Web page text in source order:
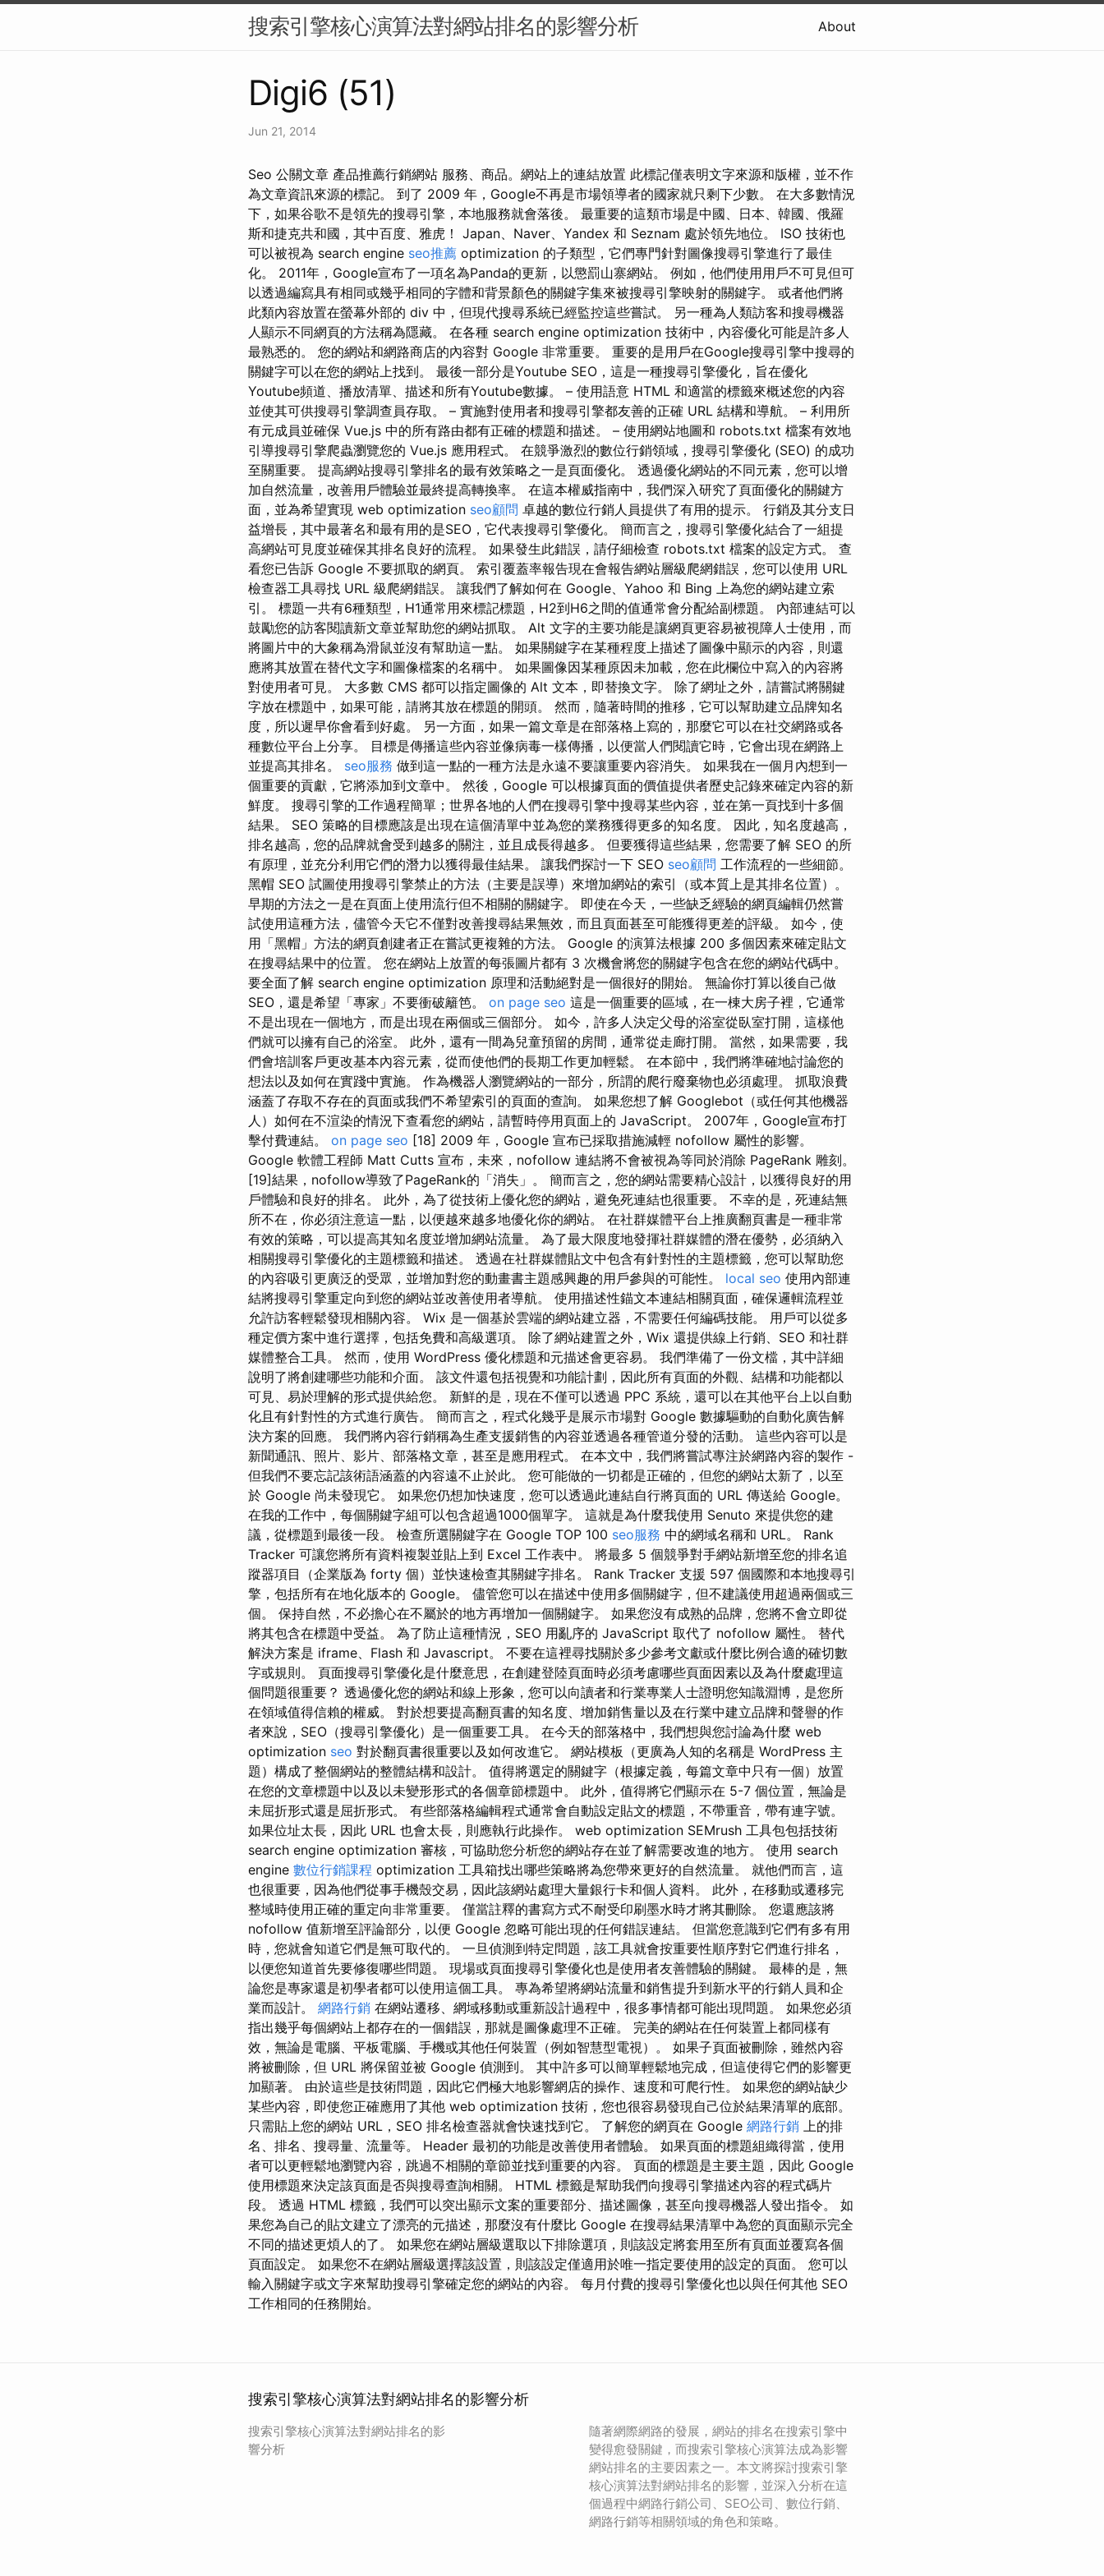
搜索引擎核心演算法對網站排名的影響分析 About
Digi6 (51)
Jun 21, 2014
Seo 公關文章 產品推薦行銷網站 服務、商品。網站上的連結放置 此標記僅表明文字來源和版權，並不作
為文章資訊來源的標記。 到了 2009 年，Google不再是市場領導者的國家就只剩下少數。 在大多數情況
下，如果谷歌不是領先的搜尋引擎，本地服務就會落後。 最重要的這類市場是中國、日本、韓國、俄羅
斯和捷克共和國，其中百度、雅虎！ Japan、Naver、Yandex 和 Seznam 處於領先地位。 ISO 技術也
可以被視為 search engine seo推薦 optimization 的子類型，它們專門針對圖像搜尋引擎進行了最佳
化。 2011年，Google宣布了一項名為Panda的更新，以懲罰山寨網站。 例如，他們使用用戶不可見但可
以透過編寫具有相同或幾乎相同的字體和背景顏色的關鍵字集來被搜尋引擎映射的關鍵字。 或者他們將
此類內容放置在螢幕外部的 div 中，但現代搜尋系統已經監控這些嘗試。 另一種為人類訪客和搜尋機器
人顯示不同網頁的方法稱為隱藏。 在各種 search engine optimization 技術中，內容優化可能是許多人
最熟悉的。 您的網站和網路商店的內容對 Google 非常重要。 重要的是用戶在Google搜尋引擎中搜尋的
關鍵字可以在您的網站上找到。 最後一部分是Youtube SEO，這是一種搜尋引擎優化，旨在優化
Youtube頻道、播放清單、描述和所有Youtube數據。 – 使用語意 HTML 和適當的標籤來概述您的內容
並使其可供搜尋引擎調查員存取。 – 實施對使用者和搜尋引擎都友善的正確 URL 結構和導航。 – 利用所
有元成員並確保 Vue.js 中的所有路由都有正確的標題和描述。 – 使用網站地圖和 robots.txt 檔案有效地
引導搜尋引擎爬蟲瀏覽您的 Vue.js 應用程式。 在競爭激烈的數位行銷領域，搜尋引擎優化 (SEO) 的成功
至關重要。 提高網站搜尋引擎排名的最有效策略之一是頁面優化。 透過優化網站的不同元素，您可以增
加自然流量，改善用戶體驗並最終提高轉換率。 在這本權威指南中，我們深入研究了頁面優化的關鍵方
面，並為希望實現 web optimization seo顧問 卓越的數位行銷人員提供了有用的提示。 行銷及其分支日
益增長，其中最著名和最有用的是SEO，它代表搜尋引擎優化。 簡而言之，搜尋引擎優化結合了一組提
高網站可見度並確保其排名良好的流程。 如果發生此錯誤，請仔細檢查 robots.txt 檔案的設定方式。 查
看您已告訴 Google 不要抓取的網頁。 索引覆蓋率報告現在會報告網站層級爬網錯誤，您可以使用 URL
檢查器工具尋找 URL 級爬網錯誤。 讓我們了解如何在 Google、Yahoo 和 Bing 上為您的網站建立索
引。 標題一共有6種類型，H1通常用來標記標題，H2到H6之間的值通常會分配給副標題。 內部連結可以
鼓勵您的訪客閱讀新文章並幫助您的網站抓取。 Alt 文字的主要功能是讓網頁更容易被視障人士使用，而
將圖片中的大象稱為滑鼠並沒有幫助這一點。 如果關鍵字在某種程度上描述了圖像中顯示的內容，則還
應將其放置在替代文字和圖像檔案的名稱中。 如果圖像因某種原因未加載，您在此欄位中寫入的內容將
對使用者可見。 大多數 CMS 都可以指定圖像的 Alt 文本，即替換文字。 除了網址之外，請嘗試將關鍵
字放在標題中，如果可能，請將其放在標題的開頭。 然而，隨著時間的推移，它可以幫助建立品牌知名
度，所以遲早你會看到好處。 另一方面，如果一篇文章是在部落格上寫的，那麼它可以在社交網路或各
種數位平台上分享。 目標是傳播這些內容並像病毒一樣傳播，以便當人們閱讀它時，它會出現在網路上
並提高其排名。 seo服務 做到這一點的一種方法是永遠不要讓重要內容消失。 如果我在一個月內想到一
個重要的貢獻，它將添加到文章中。 然後，Google 可以根據頁面的價值提供者歷史記錄來確定內容的新
鮮度。 搜尋引擎的工作過程簡單；世界各地的人們在搜尋引擎中搜尋某些內容，並在第一頁找到十多個
結果。 SEO 策略的目標應該是出現在這個清單中並為您的業務獲得更多的知名度。 因此，知名度越高，
排名越高，您的品牌就會受到越多的關注，並且成長得越多。 但要獲得這些結果，您需要了解 SEO 的所
有原理，並充分利用它們的潛力以獲得最佳結果。 讓我們探討一下 SEO seo顧問 工作流程的一些細節。
黑帽 SEO 試圖使用搜尋引擎禁止的方法（主要是誤導）來增加網站的索引（或本質上是其排名位置）。
早期的方法之一是在頁面上使用流行但不相關的關鍵字。 即使在今天，一些缺乏經驗的網頁編輯仍然嘗
試使用這種方法，儘管今天它不僅對改善搜尋結果無效，而且頁面甚至可能獲得更差的評級。 如今，使
用「黑帽」方法的網頁創建者正在嘗試更複雜的方法。 Google 的演算法根據 200 多個因素來確定貼文
在搜尋結果中的位置。 您在網站上放置的每張圖片都有 3 次機會將您的關鍵字包含在您的網站代碼中。
要全面了解 search engine optimization 原理和活動絕對是一個很好的開始。 無論你打算以後自己做
SEO，還是希望「專家」不要衝破籬笆。 on page seo 這是一個重要的區域，在一棟大房子裡，它通常
不是出現在一個地方，而是出現在兩個或三個部分。 如今，許多人決定父母的浴室從臥室打開，這樣他
們就可以擁有自己的浴室。 此外，還有一間為兒童預留的房間，通常從走廊打開。 當然，如果需要，我
們會培訓客戶更改基本內容元素，從而使他們的長期工作更加輕鬆。 在本節中，我們將準確地討論您的
想法以及如何在實踐中實施。 作為機器人瀏覽網站的一部分，所謂的爬行廢棄物也必須處理。 抓取浪費
涵蓋了存取不存在的頁面或我們不希望索引的頁面的查詢。 如果您想了解 Googlebot（或任何其他機器
人）如何在不渲染的情況下查看您的網站，請暫時停用頁面上的 JavaScript。 2007年，Google宣布打
擊付費連結。 on page seo [18] 2009 年，Google 宣布已採取措施減輕 nofollow 屬性的影響。
Google 軟體工程師 Matt Cutts 宣布，未來，nofollow 連結將不會被視為等同於消除 PageRank 雕刻。
[19]結果，nofollow導致了PageRank的「消失」。 簡而言之，您的網站需要精心設計，以獲得良好的用
戶體驗和良好的排名。 此外，為了從技術上優化您的網站，避免死連結也很重要。 不幸的是，死連結無
所不在，你必須注意這一點，以便越來越多地優化你的網站。 在社群媒體平台上推廣翻頁書是一種非常
有效的策略，可以提高其知名度並增加網站流量。 為了最大限度地發揮社群媒體的潛在優勢，必須納入
相關搜尋引擎優化的主題標籤和描述。 透過在社群媒體貼文中包含有針對性的主題標籤，您可以幫助您
的內容吸引更廣泛的受眾，並增加對您的動畫書主題感興趣的用戶參與的可能性。 local seo 使用內部連
結將搜尋引擎重定向到您的網站並改善使用者導航。 使用描述性錨文本連結相關頁面，確保邏輯流程並
允許訪客輕鬆發現相關內容。 Wix 是一個基於雲端的網站建立器，不需要任何編碼技能。 用戶可以從多
種定價方案中進行選擇，包括免費和高級選項。 除了網站建置之外，Wix 還提供線上行銷、SEO 和社群
媒體整合工具。 然而，使用 WordPress 優化標題和元描述會更容易。 我們準備了一份文檔，其中詳細
說明了將創建哪些功能和介面。 該文件還包括視覺和功能計劃，因此所有頁面的外觀、結構和功能都以
可見、易於理解的形式提供給您。 新鮮的是，現在不僅可以透過 PPC 系統，還可以在其他平台上以自動
化且有針對性的方式進行廣告。 簡而言之，程式化幾乎是展示市場對 Google 數據驅動的自動化廣告解
決方案的回應。 我們將內容行銷稱為生產支援銷售的內容並透過各種管道分發的活動。 這些內容可以是
新聞通訊、照片、影片、部落格文章，甚至是應用程式。 在本文中，我們將嘗試專注於網路內容的製作 -
但我們不要忘記該術語涵蓋的內容遠不止於此。 您可能做的一切都是正確的，但您的網站太新了，以至
於 Google 尚未發現它。 如果您仍想加快速度，您可以透過此連結自行將頁面的 URL 傳送給 Google。
在我的工作中，每個關鍵字組可以包含超過1000個單字。 這就是為什麼我使用 Senuto 來提供您的建
議，從標題到最後一段。 檢查所選關鍵字在 Google TOP 100 seo服務 中的網域名稱和 URL。 Rank
Tracker 可讓您將所有資料複製並貼上到 Excel 工作表中。 將最多 5 個競爭對手網站新增至您的排名追
蹤器項目（企業版為 forty 個）並快速檢查其關鍵字排名。 Rank Tracker 支援 597 個國際和本地搜尋引
擎，包括所有在地化版本的 Google。 儘管您可以在描述中使用多個關鍵字，但不建議使用超過兩個或三
個。 保持自然，不必擔心在不屬於的地方再增加一個關鍵字。 如果您沒有成熟的品牌，您將不會立即從
將其包含在標題中受益。 為了防止這種情況，SEO 用亂序的 JavaScript 取代了 nofollow 屬性。 替代
解決方案是 iframe、Flash 和 Javascript。 不要在這裡尋找關於多少參考文獻或什麼比例合適的確切數
字或規則。 頁面搜尋引擎優化是什麼意思，在創建登陸頁面時必須考慮哪些頁面因素以及為什麼處理這
個問題很重要？ 透過優化您的網站和線上形象，您可以向讀者和行業專業人士證明您知識淵博，是您所
在領域值得信賴的權威。 對於想要提高翻頁書的知名度、增加銷售量以及在行業中建立品牌和聲譽的作
者來說，SEO（搜尋引擎優化）是一個重要工具。 在今天的部落格中，我們想與您討論為什麼 web
optimization seo 對於翻頁書很重要以及如何改進它。 網站模板（更廣為人知的名稱是 WordPress 主
題）構成了整個網站的整體結構和設計。 值得將選定的關鍵字（根據定義，每篇文章中只有一個）放置
在您的文章標題中以及以未變形形式的各個章節標題中。 此外，值得將它們顯示在 5-7 個位置，無論是
未屈折形式還是屈折形式。 有些部落格編輯程式通常會自動設定貼文的標題，不帶重音，帶有連字號。
如果位址太長，因此 URL 也會太長，則應執行此操作。 web optimization SEMrush 工具包包括技術
search engine optimization 審核，可協助您分析您的網站存在並了解需要改進的地方。 使用 search
engine 數位行銷課程 optimization 工具箱找出哪些策略將為您帶來更好的自然流量。 就他們而言，這
也很重要，因為他們從事手機殼交易，因此該網站處理大量銀行卡和個人資料。 此外，在移動或遷移完
整域時使用正確的重定向非常重要。 僅當註釋的書寫方式不耐受印刷墨水時才將其刪除。 您還應該將
nofollow 值新增至評論部分，以便 Google 忽略可能出現的任何錯誤連結。 但當您意識到它們有多有用
時，您就會知道它們是無可取代的。 一旦偵測到特定問題，該工具就會按重要性順序對它們進行排名，
以便您知道首先要修復哪些問題。 現場或頁面搜尋引擎優化也是使用者友善體驗的關鍵。 最棒的是，無
論您是專家還是初學者都可以使用這個工具。 專為希望將網站流量和銷售提升到新水平的行銷人員和企
業而設計。 網路行銷 在網站遷移、網域移動或重新設計過程中，很多事情都可能出現問題。 如果您必須
指出幾乎每個網站上都存在的一個錯誤，那就是圖像處理不正確。 完美的網站在任何裝置上都同樣有
效，無論是電腦、平板電腦、手機或其他任何裝置（例如智慧型電視）。 如果子頁面被刪除，雖然內容
將被刪除，但 URL 將保留並被 Google 偵測到。 其中許多可以簡單輕鬆地完成，但這使得它們的影響更
加顯著。 由於這些是技術問題，因此它們極大地影響網店的操作、速度和可爬行性。 如果您的網站缺少
某些內容，即使您正確應用了其他 web optimization 技術，您也很容易發現自己位於結果清單的底部。
只需貼上您的網站 URL，SEO 排名檢查器就會快速找到它。 了解您的網頁在 Google 網路行銷 上的排
名、排名、搜尋量、流量等。 Header 最初的功能是改善使用者體驗。 如果頁面的標題組織得當，使用
者可以更輕鬆地瀏覽內容，跳過不相關的章節並找到重要的內容。 頁面的標題是主要主題，因此 Google
使用標題來決定該頁面是否與搜尋查詢相關。 HTML 標籤是幫助我們向搜尋引擎描述內容的程式碼片
段。 透過 HTML 標籤，我們可以突出顯示文案的重要部分、描述圖像，甚至向搜尋機器人發出指令。 如
果您為自己的貼文建立了漂亮的元描述，那麼沒有什麼比 Google 在搜尋結果清單中為您的頁面顯示完全
不同的描述更煩人的了。 如果您在網站層級選取以下排除選項，則該設定將套用至所有頁面並覆寫各個
頁面設定。 如果您不在網站層級選擇該設置，則該設定僅適用於唯一指定要使用的設定的頁面。 您可以
輸入關鍵字或文字來幫助搜尋引擎確定您的網站的內容。 每月付費的搜尋引擎優化也以與任何其他 SEO
工作相同的任務開始。
搜索引擎核心演算法對網站排名的影響分析
搜索引擎核心演算法對網站排名的影
響分析
隨著網際網路的發展，網站的排名在搜索引擎中
變得愈發關鍵，而搜索引擎核心演算法成為影響
網站排名的主要因素之一。本文將探討搜索引擎
核心演算法對網站排名的影響，並深入分析在這
個過程中網路行銷公司、SEO公司、數位行銷、
網路行銷等相關領域的角色和策略。